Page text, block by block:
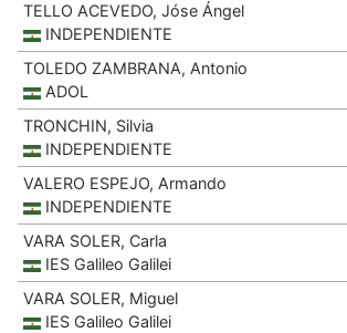
TELLO ACEVEDO, Jóse Ángel
INDEPENDIENTE
TOLEDO ZAMBRANA, Antonio
ADOL
TRONCHIN, Silvia
INDEPENDIENTE
VALERO ESPEJO, Armando
INDEPENDIENTE
VARA SOLER, Carla
IES Galileo Galilei
VARA SOLER, Miguel
IES Galileo Galilei